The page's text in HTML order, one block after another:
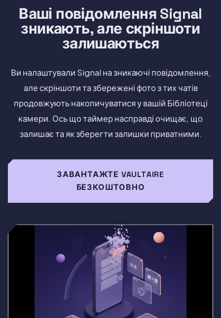
Ваші повідомлення Signal
зникають, але скріншоти
залишаються
Ви налаштували Signal на зникаючі повідомлення,
але скріншоти та збережені фото з тих чатів
продовжують накопичуватися у вашій Бібліотеці
камери. Ось що таймер насправді очищає, що
залишає та як зберегти залишки приватними.
ЗАВАНТАЖТЕ VAULTAIRE
БЕЗКОШТОВНО